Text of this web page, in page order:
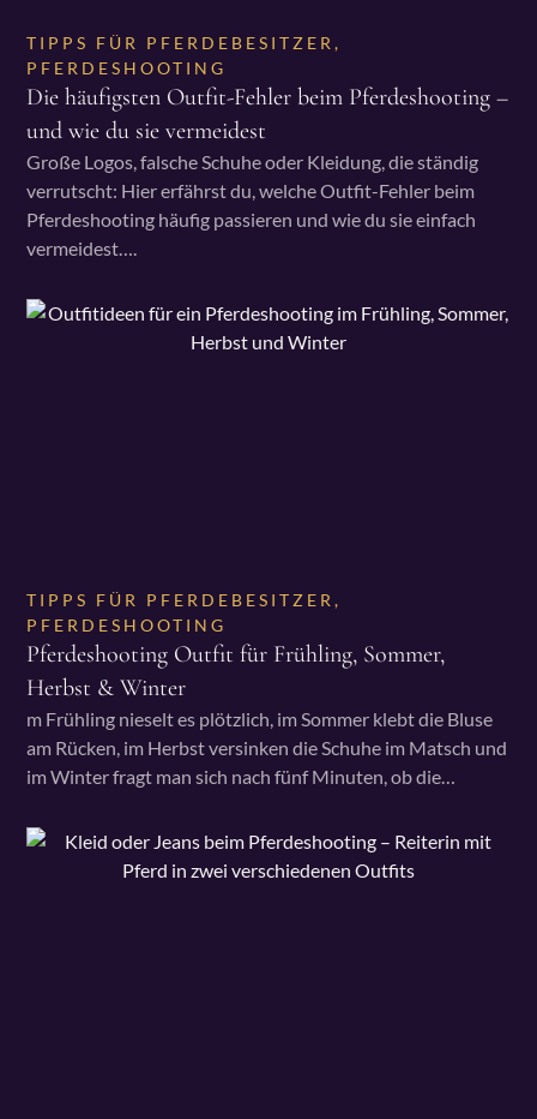
TIPPS FÜR PFERDEBESITZER,
PFERDESHOOTING
Die häufigsten Outfit-Fehler beim Pferdeshooting –
und wie du sie vermeidest
Große Logos, falsche Schuhe oder Kleidung, die ständig
verrutscht: Hier erfährst du, welche Outfit-Fehler beim
Pferdeshooting häufig passieren und wie du sie einfach
vermeidest….
TIPPS FÜR PFERDEBESITZER,
PFERDESHOOTING
Pferdeshooting Outfit für Frühling, Sommer,
Herbst & Winter
m Frühling nieselt es plötzlich, im Sommer klebt die Bluse
am Rücken, im Herbst versinken die Schuhe im Matsch und
im Winter fragt man sich nach fünf Minuten, ob die…